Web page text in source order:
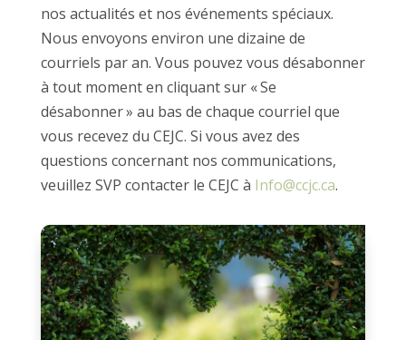
nos actualités et nos événements spéciaux.
Nous envoyons environ une dizaine de
courriels par an. Vous pouvez vous désabonner
à tout moment en cliquant sur « Se
désabonner » au bas de chaque courriel que
vous recevez du CEJC. Si vous avez des
questions concernant nos communications,
veuillez SVP contacter le CEJC à Info@ccjc.ca.